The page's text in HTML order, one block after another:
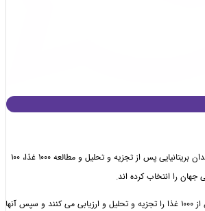
به گزارش بی بی سی، دانشمندان بریتانیایی پس از تجزیه و تحلیل و مطالعه 1000 غذا، 100
کرده اند.
انگلیسی این بیش از 1000 غذا را تجزیه و تحلیل و ارزیابی می کنند و سپس آنها